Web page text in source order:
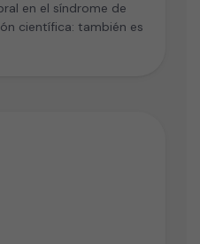
en el síndrome de
científica: también es